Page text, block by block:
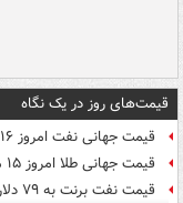
قیمت‌های روز در یک نگاه
قیمت جهانی نفت امروز ۱۶ مرداد
قیمت جهانی طلا امروز ۱۵ مرداد
قیمت نفت برنت به ۷۹ دلار رسید